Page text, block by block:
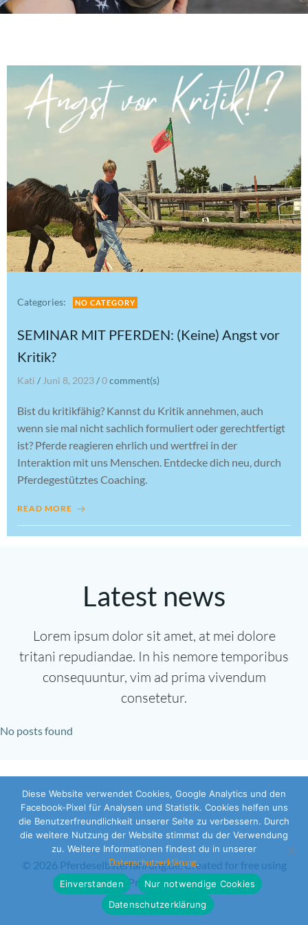
Categories: NO CATEGORY
SEMINAR MIT PFERDEN: (Keine) Angst vor
Kritik?
Kati / Juni 8, 2023/0comment(s)
Bist du kritikfähig? Kannst du Kritik annehmen, auch
wenn sie mal nicht sachlich formuliert oder gerechtfertigt
ist? Pferde reagieren ehrlich und wertfrei in der
Interaktion mit uns Menschen. Entdecke dich neu, durch
Pferdegestütztes Coaching.
READ MORE
Latest news
Lorem ipsum dolor sit amet, at mei dolore
tritani repudiandae. In his nemore temporibus
consequuntur, vim ad prima vivendum
consetetur.
No posts found
© 2026 Pferdeselbsterfahrung.de. Created for free using
WordPress andColibri
Diese Website verwendet Cookies, Google Analytics und den
Facebook-Pixel für Analysen und Statistik. Cookies helfen uns
die Benutzerfreundlichkeit unserer Seite zu verbessern. Durch
die weitere Nutzung der Website stimmst du der Verwendung
zu. Weitere Informationen findest du in unserer
Datenschutzerklärung.
Einverstanden
Nur notwendige Cookies
Datenschutzerklärung